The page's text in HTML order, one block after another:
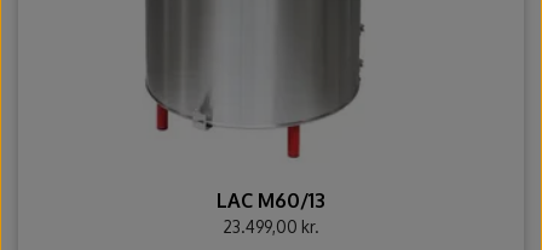
Udstikkere og bogstaver
LAC M60/13
23.499,00 kr.